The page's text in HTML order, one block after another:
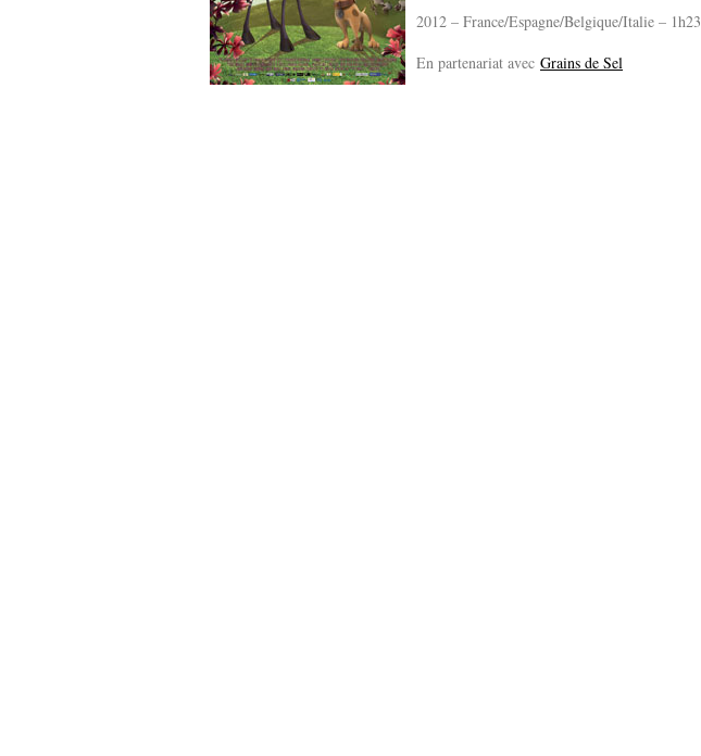
2012 – France/Espagne/Belgique/Italie – 1h23
En partenariat avec Grains de Sel